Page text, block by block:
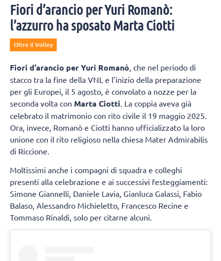
Fiori d’arancio per Yuri Romanò:
l’azzurro ha sposato Marta Ciotti
Oltre il Volley
Fiori d’arancio per Yuri Romanò , che nel periodo di
stacco tra la fine della VNL e l’inizio della preparazione
per gli Europei, il 5 agosto, è convolato a nozze per la
seconda volta con Marta Ciotti . La coppia aveva già
celebrato il matrimonio con rito civile il 19 maggio 2025.
Ora, invece, Romanò e Ciotti hanno ufficializzato la loro
unione con il rito religioso nella chiesa Mater Admirabilis
di Riccione.
Moltissimi anche i compagni di squadra e colleghi
presenti alla celebrazione e ai successivi festeggiamenti:
Simone Giannelli, Daniele Lavia, Gianluca Galassi, Fabio
Balaso, Alessandro Michieletto, Francesco Recine e
Tommaso Rinaldi, solo per citarne alcuni.